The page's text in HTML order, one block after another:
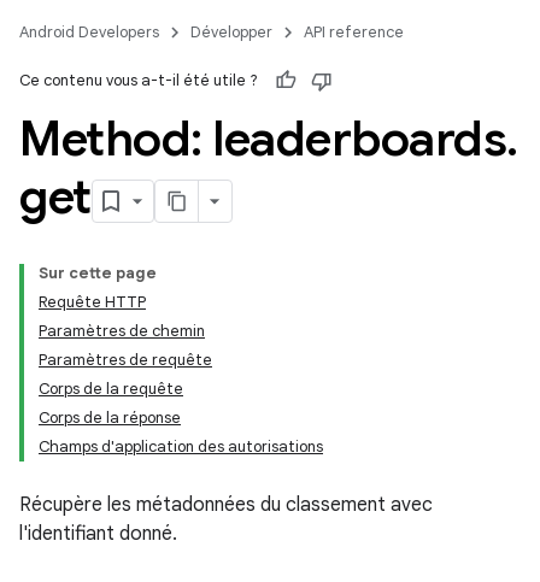
Android Developers Développer API reference
Ce contenu vous a-t-il été utile ?
Method: leaderboards.
get
Sur cette page
Requête HTTP
Paramètres de chemin
Paramètres de requête
Corps de la requête
Corps de la réponse
Champs d'application des autorisations
Récupère les métadonnées du classement avec
l'identifiant donné.